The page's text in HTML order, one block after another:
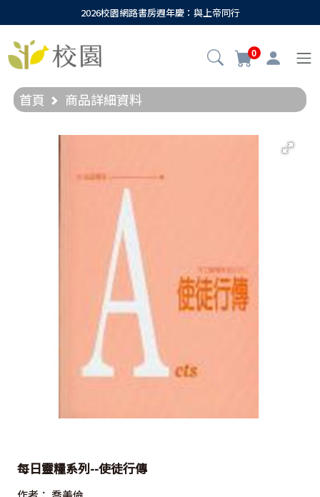
2026校園網路書房週年慶：與上帝同行
0
首頁 商品詳細資料
每日靈糧系列--使徒行傳